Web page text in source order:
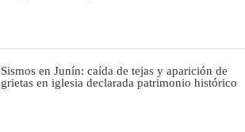
Sismos en Junín: caída de tejas y aparición de
grietas en iglesia declarada patrimonio histórico